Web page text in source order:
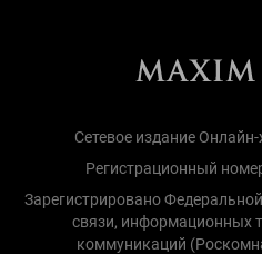
Сетевое издание
Регистрационный
Зарегистрировано
связи, информационных
коммуникаций